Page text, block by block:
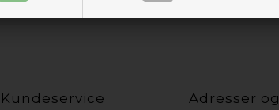
Kundeservice
Adresser og